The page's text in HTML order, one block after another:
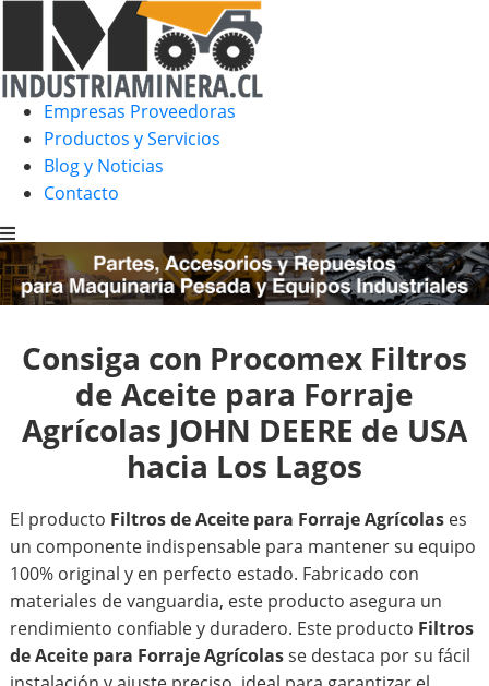
Empresas Proveedoras
Productos y Servicios
Blog y Noticias
Contacto
Consiga con Procomex Filtros
de Aceite para Forraje
Agrícolas JOHN DEERE de USA
hacia Los Lagos
El producto Filtros de Aceite para Forraje Agrícolases
un componente indispensable para mantener su equipo
100% original y en perfecto estado. Fabricado con
materiales de vanguardia, este producto asegura un
rendimiento confiable y duradero. Este producto Filtros
de Aceite para Forraje Agrícolasse destaca por su fácil